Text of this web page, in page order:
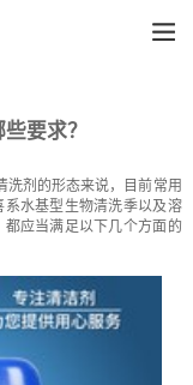
要求？
洗剂的形态来说，目前常用
水基型生物清洗季以及溶
应当满足以下几个方面的